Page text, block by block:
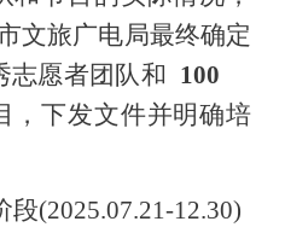
文旅广电局最终确定
志愿者团队和 100
，下发文件并明确培
(2025.07.21-12.30)